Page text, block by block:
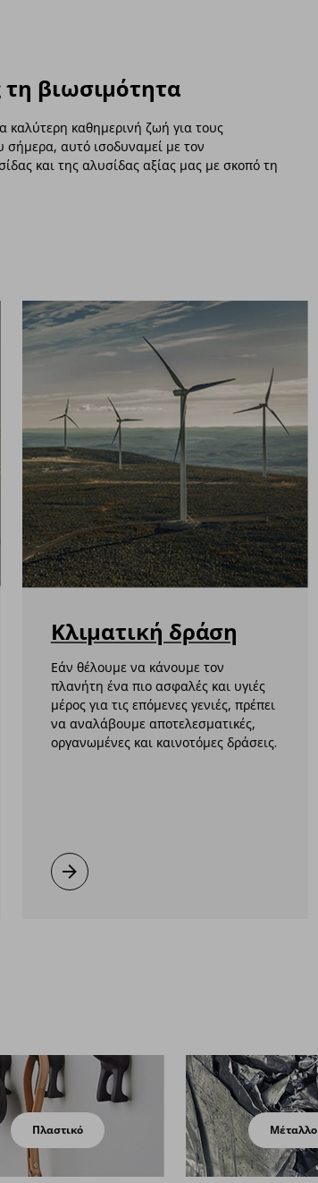
βιωσιμότητα
καλύτερη καθημερινή ζωή για τους
αυτό ισοδυναμεί με τον
και της αλυσίδας αξίας μας με σκοπό τη
Κλιματική δράση
Εάν θέλουμε να κάνουμε τον
πλανήτη ένα πιο ασφαλές και υγιές
μέρος για τις επόμενες γενιές, πρέπει
να αναλάβουμε αποτελεσματικές,
οργανωμένες και καινοτόμες δράσεις.
Κλιματική δράση
Μάθετε περισσότερα
Πλαστικό Μέταλλο